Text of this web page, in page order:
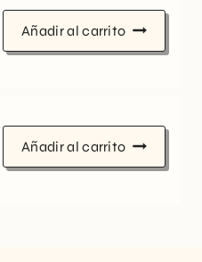
Añadir al carrito
Añadir al carrito